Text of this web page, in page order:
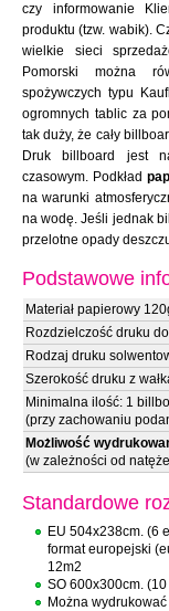
czy informowanie
produktu (tzw. wabik).
wielkie sieci
Pomorski można
spożywczych typu
ogromnych tablic za
tak duży, że cały
Druk billboard jest
czasowym. Podkład
na warunki
na wodę. Jeśli jednak
przelotne opady
Podstawowe
Materiał papierowy
Rozdzielczość druku
Rodzaj druku
Szerokość druku z
Minimalna ilość: 1
(przy zachowaniu
Możliwość
(w zależności od
Standardowe
EU 504x238cm. (6
format europejski
12m2
SO 600x300cm.
Można